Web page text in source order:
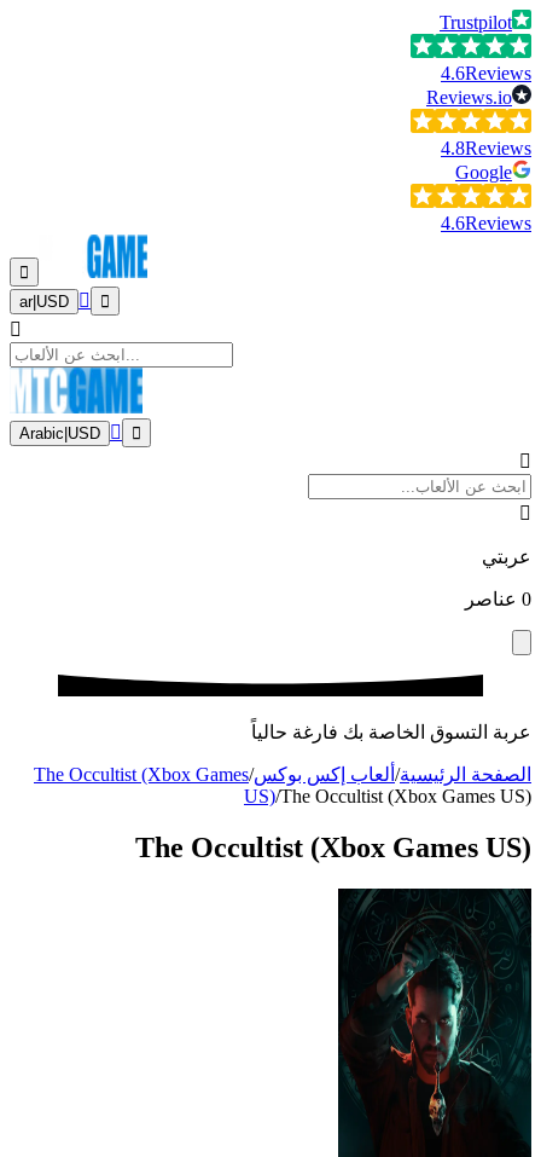
Trustpilot
4.6Reviews
Reviews.io
4.8Reviews
Google
4.6Reviews
ar| USD
Arabic USD
عربتي
0 عناصر
عربة التسوق الخاصة بك فارغة حالياً
الصفحة الرئيسية/ ألعاب إكس بوكس/
The Occultist (Xbox Games
US)/The Occultist (Xbox Games US)
The Occultist (Xbox Games US)